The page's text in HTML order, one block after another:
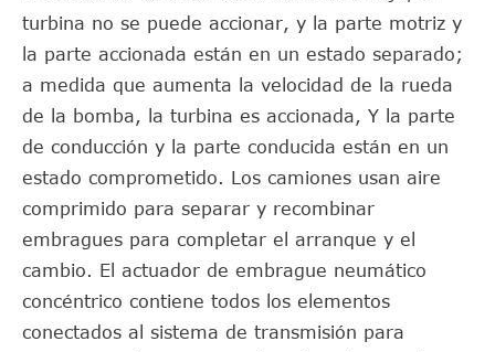
turbina no se puede accionar, y la parte motriz y
la parte accionada están en un estado separado;
a medida que aumenta la velocidad de la rueda
de la bomba, la turbina es accionada, Y la parte
de conducción y la parte conducida están en un
estado comprometido. Los camiones usan aire
comprimido para separar y recombinar
embragues para completar el arranque y el
cambio. El actuador de embrague neumático
concéntrico contiene todos los elementos
conectados al sistema de transmisión para